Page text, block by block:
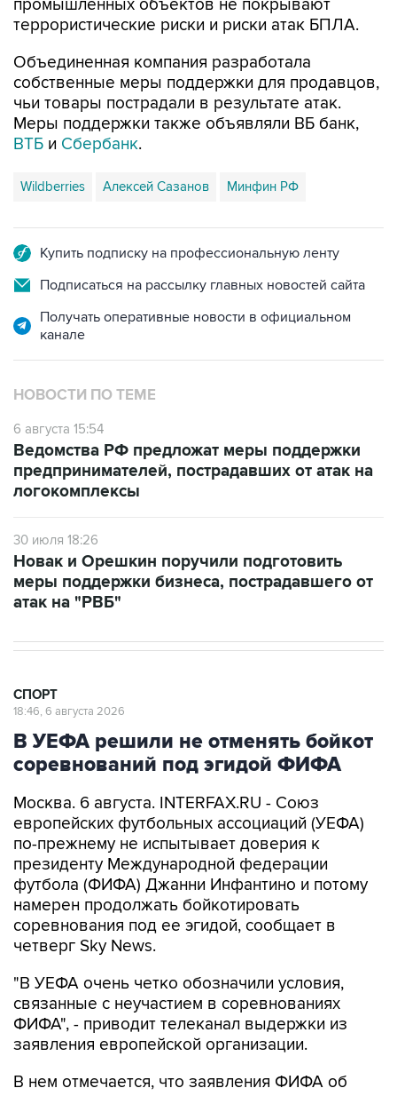
Объединенная компания разработала
чьи товары пострадали в результате атак.
Меры поддержки также объявляли ВБ банк,
ВТБ иСбербанк.
Wildberries Алексей Сазанов
Подписаться на рассылку главных новостей сайта
Получать оперативные новости в официальном
НОВОСТИ ПО ТЕМЕ
6 августа 15:54
предпринимателей, пострадавших от атак на
логокомплексы
меры поддержки бизнеса, пострадавшего от
атак на "РВБ"
В УЕФА решили не отменять бойкот
соревнований под эгидой ФИФА
Москва. 6 августа. INTERFAX.RU - Союз
по-прежнему не испытывает доверия к
президенту Международной федерации
футбола (ФИФА) Джанни Инфантино и потому
намерен продолжать бойкотировать
соревнования под ее эгидой, сообщает в
четверг Sky News.
"В УЕФА очень четко обозначили условия,
ФИФА", - приводит телеканал выдержки из
заявления европейской организации.
В нем отмечается, что заявления ФИФА об
поиску внешних инвесторов недостаточно. По